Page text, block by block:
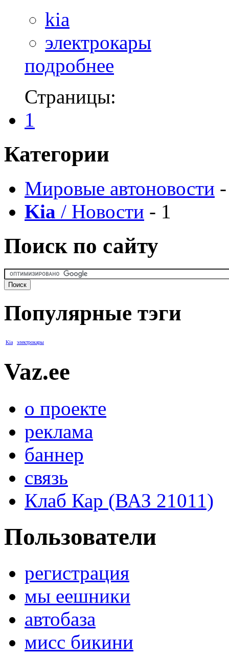
kia
электрокары
подробнее
Страницы:
1
Категории
Мировые автоновости
Kia / Новости - 1
Поиск по сайту
Популярные тэги
Kia электрокары
Vaz.ee
о проекте
реклама
баннер
связь
Клаб Кар (ВАЗ 21011)
Пользователи
регистрация
мы еешники
автобаза
мисс бикини